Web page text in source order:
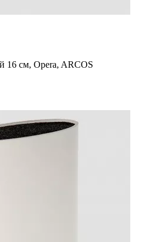
см, Opera, ARCOS